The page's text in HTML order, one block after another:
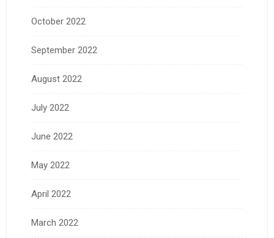
October 2022
September 2022
August 2022
July 2022
June 2022
May 2022
April 2022
March 2022